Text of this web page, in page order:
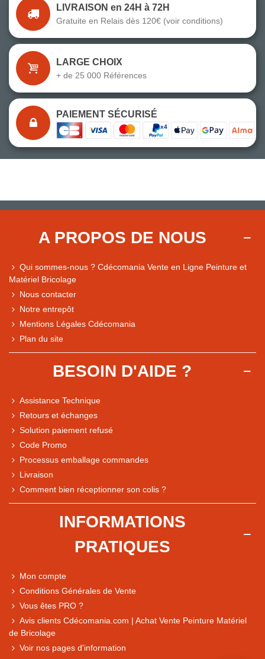
Comparaison des performances du magasin
Express, Chez vous, Point relais, Retrait magasin
LIVRAISON en 24H à 72H
Gratuite en Relais dès 120€ (voir conditions)
LARGE CHOIX
+ de 25 000 Références
PAIEMENT SÉCURISÉ
A PROPOS DE NOUS
Qui sommes-nous ? Cdécomania Vente en Ligne Peinture et
Matériel Bricolage
Nous contacter
Notre entrepôt
Mentions Légales Cdécomania
Plan du site
BESOIN D'AIDE ?
Assistance Technique
Retours et échanges
Solution paiement refusé
Code Promo
Processus emballage commandes
Livraison
Comment bien réceptionner son colis ?
INFORMATIONS
PRATIQUES
Mon compte
Conditions Générales de Vente
Vous êtes PRO ?
Avis clients Cdécomania.com | Achat Vente Peinture Matériel
de Bricolage
Voir nos pages d'information